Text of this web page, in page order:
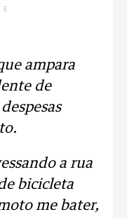
ampara
de
a rua
bicicleta
me bater,